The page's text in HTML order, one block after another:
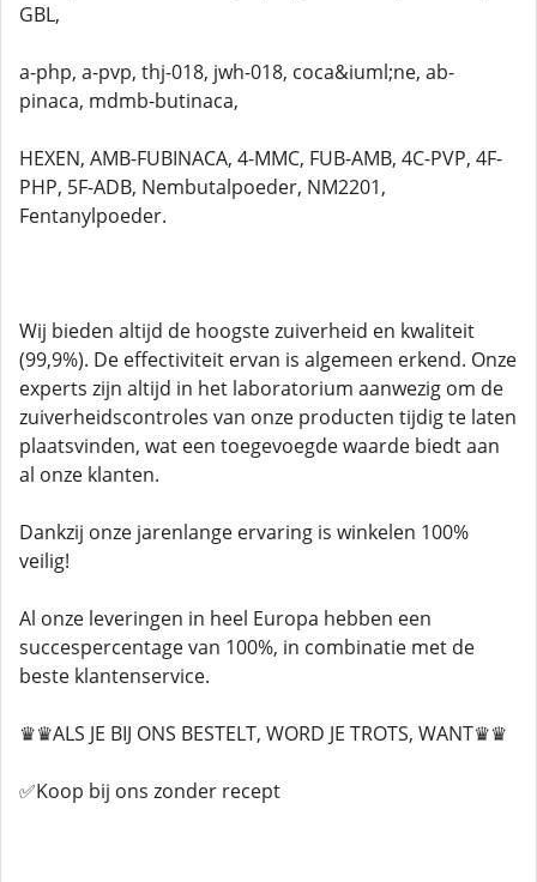
GBL,
a-php, a-pvp, thj-018, jwh-018, coca&iuml;ne, ab-
pinaca, mdmb-butinaca,
HEXEN, AMB-FUBINACA, 4-MMC, FUB-AMB, 4C-PVP, 4F-
PHP, 5F-ADB, Nembutalpoeder, NM2201,
Fentanylpoeder.
Wij bieden altijd de hoogste zuiverheid en kwaliteit
(99,9%). De effectiviteit ervan is algemeen erkend. Onze
experts zijn altijd in het laboratorium aanwezig om de
zuiverheidscontroles van onze producten tijdig te laten
plaatsvinden, wat een toegevoegde waarde biedt aan
al onze klanten.
Dankzij onze jarenlange ervaring is winkelen 100%
veilig!
Al onze leveringen in heel Europa hebben een
succespercentage van 100%, in combinatie met de
beste klantenservice.
♛♛ALS JE BIJ ONS BESTELT, WORD JE TROTS, WANT♛♛
✅Koop bij ons zonder recept